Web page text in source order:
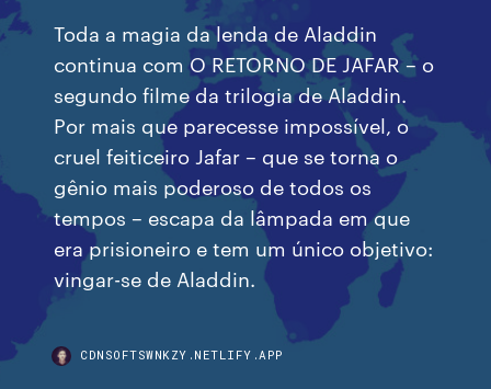
Toda a magia da lenda de Aladdin
continua com O RETORNO DE JAFAR – o
segundo filme da trilogia de Aladdin.
Por mais que parecesse impossível, o
cruel feiticeiro Jafar – que se torna o
gênio mais poderoso de todos os
tempos – escapa da lâmpada em que
era prisioneiro e tem um único objetivo:
vingar-se de Aladdin.
CDNSOFTSWNKZY.NETLIFY.APP